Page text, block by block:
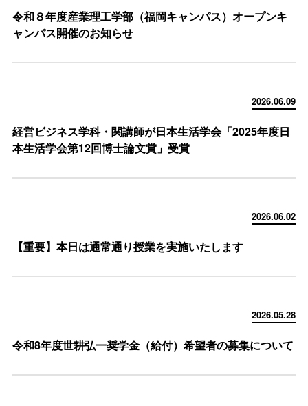
令和８年度産業理工学部（福岡キャンパス）オープンキ
ャンパス開催のお知らせ
2026.06.09
経営ビジネス学科・関講師が日本生活学会「2025年度日
本生活学会第12回博士論文賞」受賞
2026.06.02
【重要】本日は通常通り授業を実施いたします
2026.05.28
令和8年度世耕弘一奨学金（給付）希望者の募集について